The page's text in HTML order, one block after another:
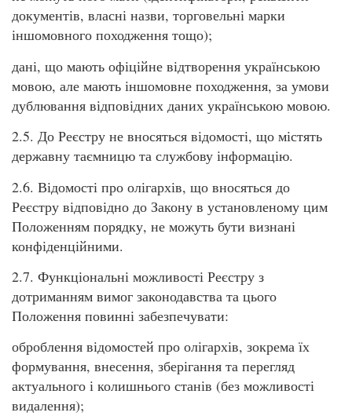
документів, власні назви, торговельні марки
іншомовного походження тощо);
дані, що мають офіційне відтворення українською
мовою, але мають іншомовне походження, за умови
дублювання відповідних даних українською мовою.
2.5. До Реєстру не вносяться відомості, що містять
державну таємницю та службову інформацію.
2.6. Відомості про олігархів, що вносяться до
Реєстру відповідно до Закону в установленому цим
Положенням порядку, не можуть бути визнані
конфіденційними.
2.7. Функціональні можливості Реєстру з
дотриманням вимог законодавства та цього
Положення повинні забезпечувати:
оброблення відомостей про олігархів, зокрема їх
формування, внесення, зберігання та перегляд
актуального і колишнього станів (без можливості
видалення);